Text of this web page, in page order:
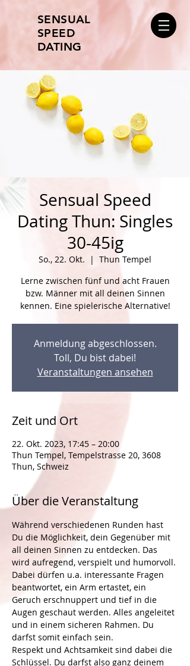
SENSUAL
SPEED
DATING
Sensual Speed
Dating Thun: Singles
30-45ig
So., 22. Okt.
  |
Thun Tempel
Lerne zwischen fünf und acht Frauen
bzw. Männer mit all deinen Sinnen
Anmeldung abgeschlossen.
Toll, Du bist dabei!
Veranstaltungen ansehen
Zeit und Ort
22. Okt. 2023, 17:45 – 20:00
Thun Tempel, Tempelstrasse 20, 3608
Thun, Schweiz
Über die Veranstaltung
Während verschiedenen Runden hast
Du die Möglichkeit, dein Gegenüber mit
all deinen Sinnen zu entdecken. Das
wird aufregend, verspielt und humorvoll.
Dabei dürfen u.a. interessante Fragen
beantwortet, ein Arm ertastet, ein
Geruch erschnuppert und tief in die
Augen geschaut werden. Alles angeleitet
und in einem sicheren Rahmen. Du
darfst somit einfach sein.
Respekt und Achtsamkeit sind dabei die
Schlüssel. Du darfst also ganz deinem